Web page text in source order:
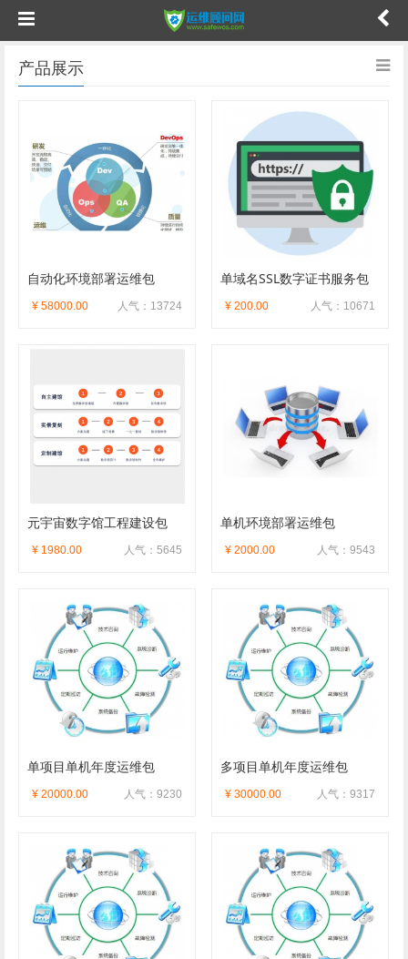
产品展示
自动化环境部署运维包
人气：13724
¥ 58000.00
单域名SSL数字证书服务包
人气：10671
¥ 200.00
元宇宙数字馆工程建设包
人气：5645
¥ 1980.00
单机环境部署运维包
人气：9543
¥ 2000.00
单项目单机年度运维包
人气：9230
¥ 20000.00
多项目单机年度运维包
人气：9317
¥ 30000.00